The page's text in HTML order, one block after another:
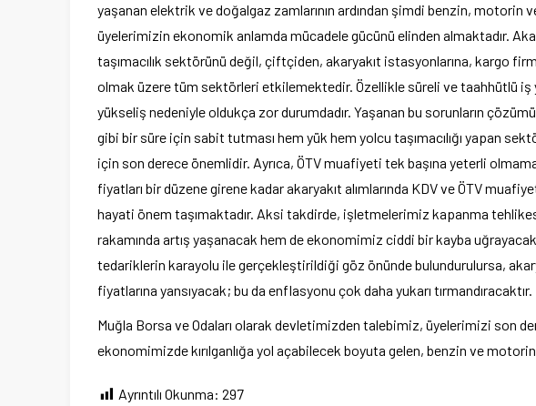
yaşanan elektrik ve doğalgaz zamlarının ardından şimdi benzin, motorin
üyelerimizin ekonomik anlamda mücadele gücünü elinden almaktadır.
taşımacılık sektörünü değil, çiftçiden, akaryakıt istasyonlarına, kargo
olmak üzere tüm sektörleri etkilemektedir. Özellikle süreli ve taahhütlü iş
yükseliş nedeniyle oldukça zor durumdadır. Yaşanan bu sorunların
gibi bir süre için sabit tutması hem yük hem yolcu taşımacılığı yapan
için son derece önemlidir. Ayrıca, ÖTV muafiyeti tek başına yeterli
fiyatları bir düzene girene kadar akaryakıt alımlarında KDV ve ÖTV
hayati önem taşımaktadır. Aksi takdirde, işletmelerimiz kapanma
rakamında artış yaşanacak hem de ekonomimiz ciddi bir kayba
tedariklerin karayolu ile gerçekleştirildiği göz önünde bulundurulursa,
fiyatlarına yansıyacak; bu da enflasyonu çok daha yukarı tırmandıracaktır.
Muğla Borsa ve Odaları olarak devletimizden talebimiz, üyelerimizi son
ekonomimizde kırılganlığa yol açabilecek boyuta gelen, benzin ve
Ayrıntılı Okunma: 297